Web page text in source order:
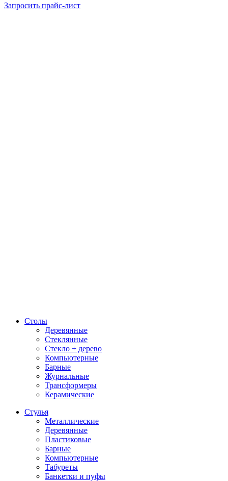
Запросить прайс-лист
Столы
Деревянные
Стеклянные
Стекло + дерево
Компьютерные
Барные
Журнальные
Трансформеры
Керамические
Стулья
Металлические
Деревянные
Пластиковые
Барные
Компьютерные
Табуреты
Банкетки и пуфы